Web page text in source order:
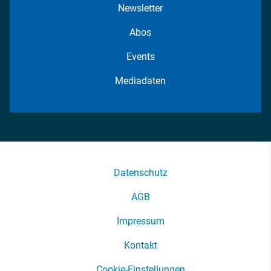
Newsletter
Abos
Events
Mediadaten
Datenschutz
AGB
Impressum
Kontakt